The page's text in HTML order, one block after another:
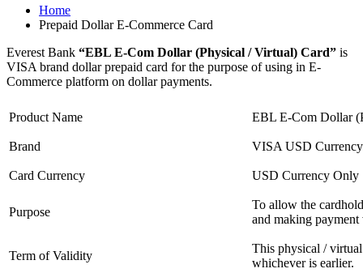
Home
Prepaid Dollar E-Commerce Card
Everest Bank “EBL E-Com Dollar (Physical / Virtual) Card” is
VISA brand dollar prepaid card for the purpose of using in E-
Commerce platform on dollar payments.
Product Name EBL E-Com Dollar
Brand VISA USD Currency
Card Currency USD Currency Only
Purpose
To allow the
and making
Term of Validity
This physical /
whichever is earlier.